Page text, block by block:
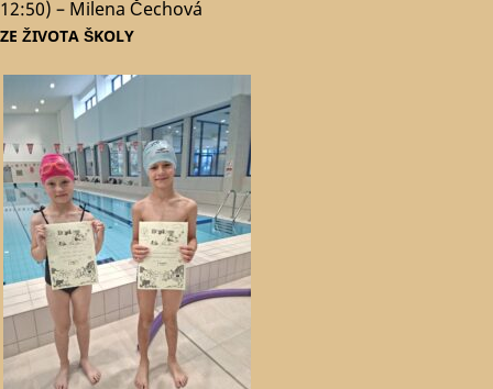
ZE ŽIVOTA ŠKOLY
12:50) – Milena Čechová